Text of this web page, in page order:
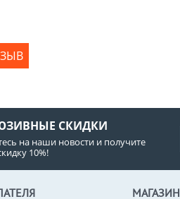
СКИДКИ
на наши новости и получите
10%!
МАГАЗИН